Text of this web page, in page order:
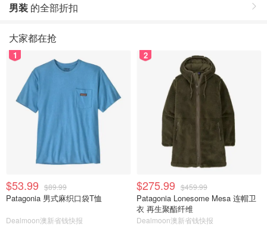
男装 的全部折扣
大家都在抢
1
$53.99 $89.99
Patagonia 男式麻织口袋T恤
Dealmoon澳新省钱快报
2
$275.99 $459.99
Patagonia Lonesome Mesa 连帽卫
衣 再生聚酯纤维
Dealmoon澳新省钱快报